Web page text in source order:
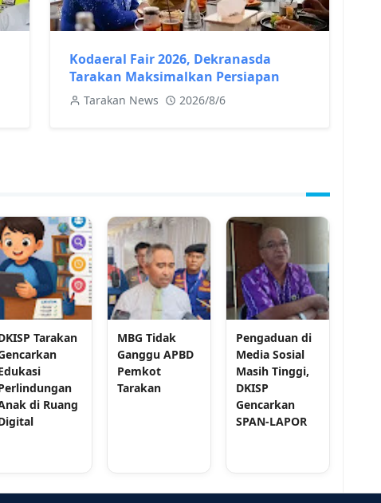
Kodaeral Fair 2026, Dekranasda
Tarakan Maksimalkan Persiapan
Tarakan News 2026/8/6
Tarakan
di Ruang
MBG Tidak
Ganggu APBD
Pemkot
Tarakan
Pengaduan di
Media Sosial
Masih Tinggi,
DKISP
Gencarkan
SPAN-LAPOR